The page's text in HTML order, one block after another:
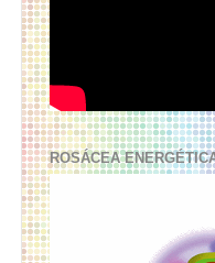
ROSÁCEA